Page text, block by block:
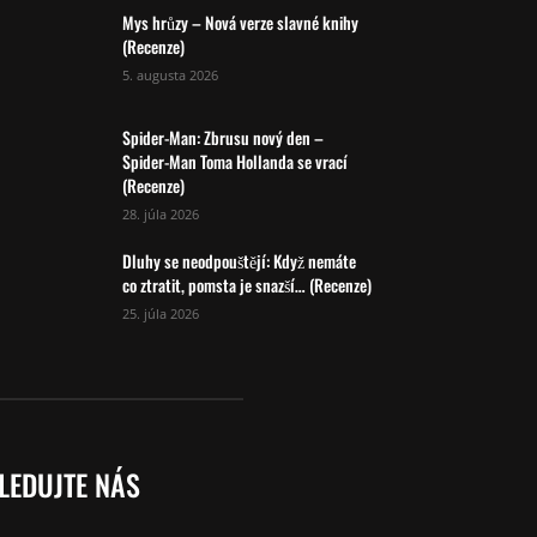
Mys hrůzy – Nová verze slavné knihy
(Recenze)
5. augusta 2026
Spider-Man: Zbrusu nový den –
Spider-Man Toma Hollanda se vrací
(Recenze)
28. júla 2026
Dluhy se neodpouštějí: Když nemáte
co ztratit, pomsta je snazší… (Recenze)
25. júla 2026
NÁS